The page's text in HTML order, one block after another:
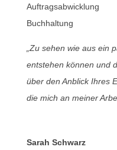
Auftragsabwicklung
Buchhaltung
„Zu sehen wie aus ein
entstehen können und
über den Anblick Ihres
die mich an meiner
Sarah Schwarz